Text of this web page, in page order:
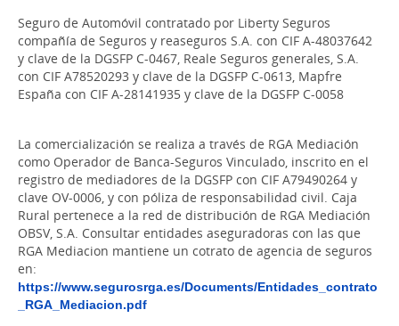
Seguro de Automóvil contratado por Liberty Seguros
compañía de Seguros y reaseguros S.A. con CIF A-48037642
y clave de la DGSFP C-0467, Reale Seguros generales, S.A.
con CIF A78520293 y clave de la DGSFP C-0613, Mapfre
España con CIF A-28141935 y clave de la DGSFP C-0058
La comercialización se realiza a través de RGA Mediación
como Operador de Banca-Seguros Vinculado, inscrito en el
registro de mediadores de la DGSFP con CIF A79490264 y
clave OV-0006, y con póliza de responsabilidad civil. Caja
Rural pertenece a la red de distribución de RGA Mediación
OBSV, S.A. Consultar entidades aseguradoras con las que
RGA Mediacion mantiene un cotrato de agencia de seguros
en:
https://www.segurosrga.es/Documents/Entidades_contrato
_RGA_Mediacion.pdf